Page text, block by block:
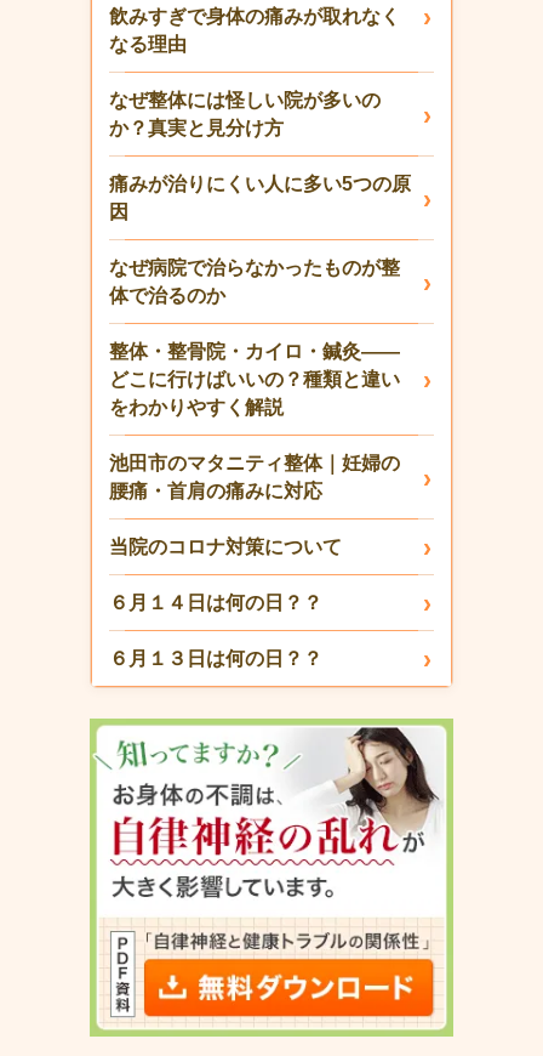
飲みすぎで身体の痛みが取れなく
なる理由
なぜ整体には怪しい院が多いの
か？真実と見分け方
痛みが治りにくい人に多い5つの原
因
なぜ病院で治らなかったものが整
体で治るのか
整体・整骨院・カイロ・鍼灸——
どこに行けばいいの？種類と違い
をわかりやすく解説
池田市のマタニティ整体｜妊婦の
腰痛・首肩の痛みに対応
当院のコロナ対策について
６月１４日は何の日？？
６月１３日は何の日？？